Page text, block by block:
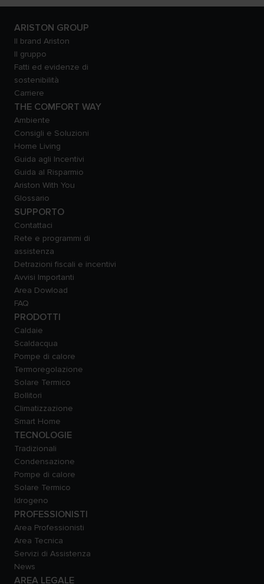
ARISTON GROUP
Il brand Ariston
Il gruppo
Fatti ed evidenze di
sostenibilità
Carriere
THE COMFORT WAY
Ambiente
Consigli e Soluzioni
Home Living
Guida agli Incentivi
Guida al Risparmio
Ariston With You
Glossario
SUPPORTO
Contattaci
Rete e programmi di
assistenza
Detrazioni fiscali e incentivi
Avvisi Importanti
Area Dowload
FAQ
PRODOTTI
Caldaie
Scaldacqua
Pompe di calore
Termoregolazione
Solare Termico
Bollitori
Climatizzazione
Smart Home
TECNOLOGIE
Tradizionali
Condensazione
Pompe di calore
Solare Termico
Idrogeno
PROFESSIONISTI
Area Professionisti
Area Tecnica
Servizi di Assistenza
News
AREA LEGALE